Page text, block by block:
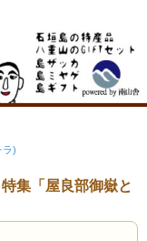
ラ)
集「屋良部御嶽と